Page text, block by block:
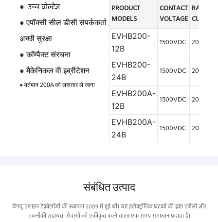
● उच्च वोल्टेज
●एपॉक्सी सील डीसी संपर्ककर्ता
अच्छी सुरक्षा
●कॉम्पैक्ट संरचना
●मैकेनिकल वीइब्रीटेशन
● वर्तमान 200A को लगातार ले जाना
PRODUCT
MODELS
CONTACT
VOLTAGE
RATED
EVHB200-
12B
1500VDC 200A
EVHB200-
24B
1500VDC 200A
EVHB200A-
12B
1500VDC 200A
EVHB200A-
24B
1500VDC 200A
संबंधित उत्पाद
चेंगदू एशाइन टेक्नोलॉजी की स्थापना 2009 में हुई थी। यह इलेक्ट्रॉनिक घटकों की ब्रांड एजेंसी और
तकनीकी सहायता सेवाओं को एकीकृत करने वाला एक समग्र समाधान प्रदाता है।